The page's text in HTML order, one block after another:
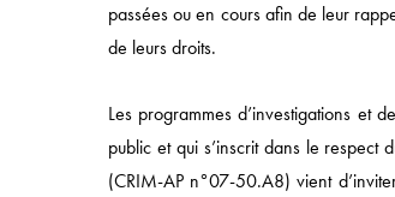
passées ou en cours afin de leur
de leurs droits.
Les programmes d’investigations et
public et qui s’inscrit dans le respect
(CRIM-AP n°07-50.A8) vient
49 AVENUE DE L’OPÉRA, 75002